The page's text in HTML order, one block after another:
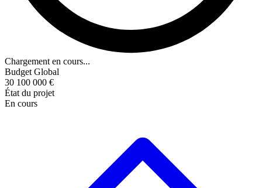
Chargement en cours...
Budget Global
30 100 000 €
État du projet
En cours